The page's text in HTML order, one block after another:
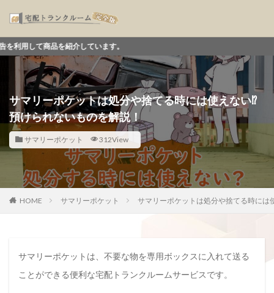
しています。
サマリーポケットは処分や捨てる時には使えない⁉
預けられないものを解説！
サマリーポケット 312View
HOME サマリーポケット サマリーポケットは処分や捨てる時には
サマリーポケットは、不要な物を専用ボックスに入れて送る
ことができる便利な宅配トランクルームサービスです。